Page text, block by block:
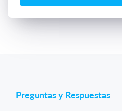
Preguntas y Respuestas